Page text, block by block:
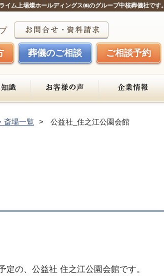
イム上場燦ホールディングス㈱のグループ中核葬儀社です。
葬儀のご相談 ご相談予約
斎場一覧 公益社_住之江公園会館
の、公益社 住之江公園会館です。